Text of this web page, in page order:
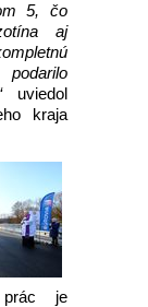
5, čo
aj
uviedol
kraja
prác je